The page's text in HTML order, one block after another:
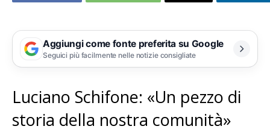
Aggiungi come fonte preferita su Google
Seguici più facilmente nelle notizie consigliate
Luciano Schifone: «Un pezzo di
storia della nostra comunità»